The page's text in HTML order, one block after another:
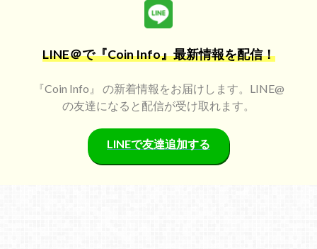
LINE＠で『Coin Info』最新情報を配信！
『Coin Info』 の新着情報をお届けします。LINE@
の友達になると配信が受け取れます。
LINEで友達追加する